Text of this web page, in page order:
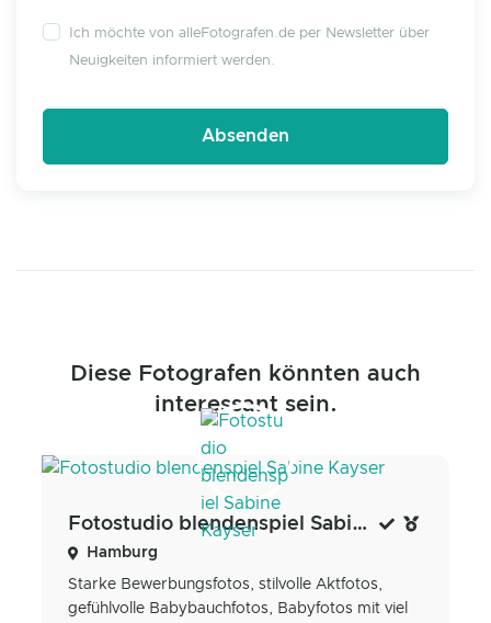
Ich möchte von alleFotografen.de per Newsletter über
Neuigkeiten informiert werden.
Diese Fotografen könnten auch
interessant sein.
Fotostudio blendenspiel Sabine Kayser
Hamburg
Starke Bewerbungsfotos, stilvolle Aktfotos,
gefühlvolle Babybauchfotos, Babyfotos mit viel